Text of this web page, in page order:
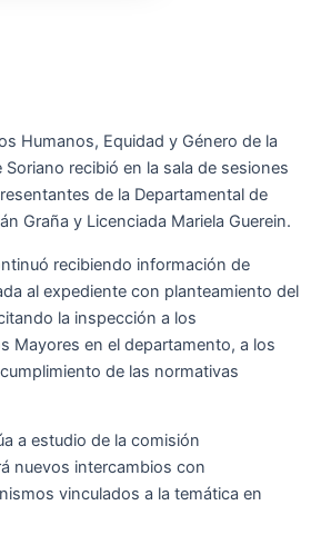
Humanos, Equidad y Género de la
recibió en la sala de sesiones
de la Departamental de
Graña y Licenciada Mariela Guerein.
recibiendo información de
al expediente con planteamiento del
la inspección a los
Mayores en el departamento, a los
de las normativas
a estudio de la comisión
nuevos intercambios con
vinculados a la temática en